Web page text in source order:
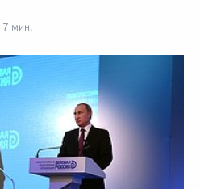
7 мин.